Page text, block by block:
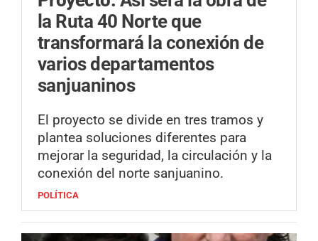
la Ruta 40 Norte que
transformará la conexión de
varios departamentos
sanjuaninos
El proyecto se divide en tres tramos y
plantea soluciones diferentes para
mejorar la seguridad, la circulación y la
conexión del norte sanjuanino.
POLÍTICA